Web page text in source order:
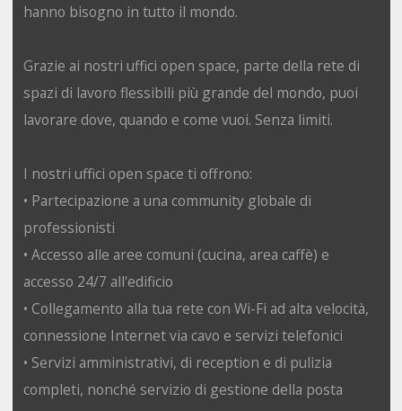
hanno bisogno in tutto il mondo.
Grazie ai nostri uffici open space, parte della rete di
spazi di lavoro flessibili più grande del mondo, puoi
lavorare dove, quando e come vuoi. Senza limiti.
I nostri uffici open space ti offrono:
• Partecipazione a una community globale di
professionisti
• Accesso alle aree comuni (cucina, area caffè) e
accesso 24/7 all'edificio
• Collegamento alla tua rete con Wi-Fi ad alta velocità,
connessione Internet via cavo e servizi telefonici
• Servizi amministrativi, di reception e di pulizia
completi, nonché servizio di gestione della posta